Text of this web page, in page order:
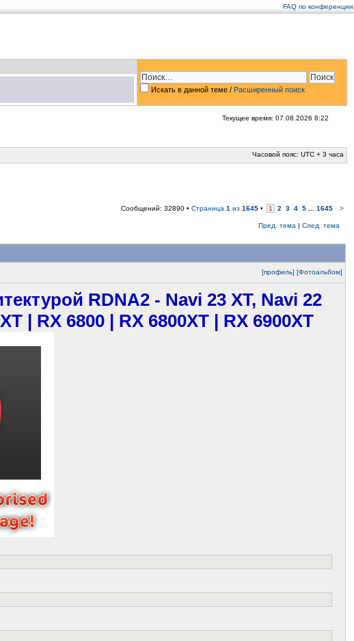
FAQ по конференции
Искать в данной теме / Расширенный поиск
Текущее время: 07.08.2026 8:22
Часовой пояс: UTC + 3 часа
Сообщений: 32890 • Страница 1 из 1645 • 1 2 3 4 5 1645 >
Пред. тема | След. тема
[профиль] [Фотоальбом]
RDNA2 - Navi 23 XT, Navi 22
| RX 6800 | RX 6800XT | RX 6900XT